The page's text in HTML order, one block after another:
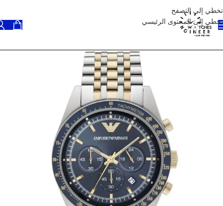
تخطي إلى التصفح
تخطي إلى المحتوى الرئيسي